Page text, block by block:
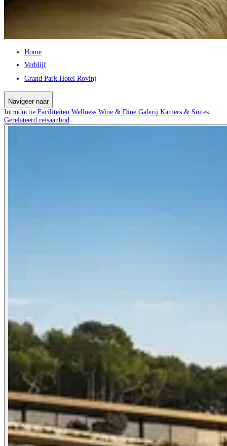
Home
Verblijf
Grand Park Hotel Rovinj
Navigeer naar
Introductie Faciliteiten Wellness Wine & Dine Galerij Kamers & Suites
Gerelateerd reisaanbod